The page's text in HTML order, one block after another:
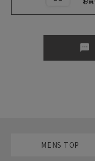
sms
MENS TOP